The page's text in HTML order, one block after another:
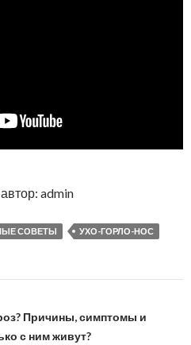
автор: admin
СОВЕТЫ УХО-ГОРЛО-НОС
Причины, симптомы и
с ним живут?